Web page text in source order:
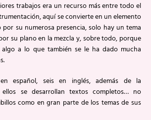
trabajos era un recurso más entre todo el
aquí se convierte en un elemento
su numerosa presencia, solo hay un tema
su plano en la mezcla y, sobre todo, porque
a lo que también se le ha dado mucha
español, seis en inglés, además de la
se desarrollan textos completos… no
como en gran parte de los temas de sus